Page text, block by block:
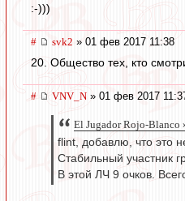
:-)))
# svk2 » 01 фев 2017 11:38
20. Общество тех, кто
# VNV_N » 01 фев 2017
El Jugador Rojo-Blanco
flint, добавлю, что это
Стабильный участник
В этой ЛЧ 9 очков.